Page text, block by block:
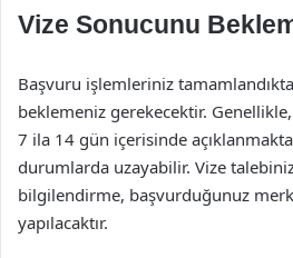
Vize Sonucunu
Başvuru işlemleriniz
beklemeniz gerekecektir.
7 ila 14 gün içerisinde
durumlarda uzayabilir. Vize
bilgilendirme, başvurduğunuz
yapılacaktır.